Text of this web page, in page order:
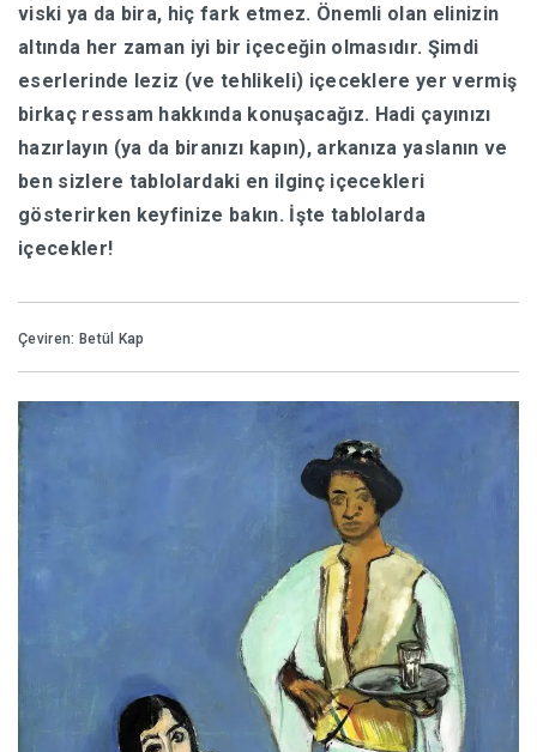
viski ya da bira, hiç fark etmez. Önemli olan elinizin
altında her zaman iyi bir içeceğin olmasıdır. Şimdi
eserlerinde leziz (ve tehlikeli) içeceklere yer vermiş
birkaç ressam hakkında konuşacağız. Hadi çayınızı
hazırlayın (ya da biranızı kapın), arkanıza yaslanın ve
ben sizlere tablolardaki en ilginç içecekleri
gösterirken keyfinize bakın. İşte tablolarda
içecekler!
Çeviren: Betül Kap